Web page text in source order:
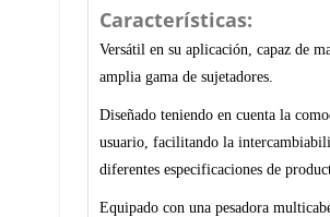
Características:
Versátil en su aplicación, capaz de
amplia gama de sujetadores.
Diseñado teniendo en cuenta la
usuario, facilitando la
diferentes especificaciones de
Equipado con una pesadora